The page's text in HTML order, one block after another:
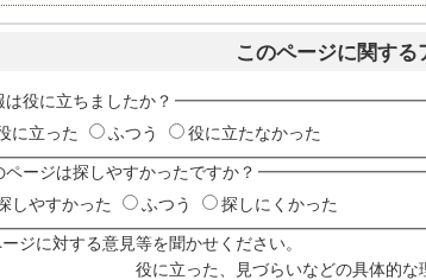
このページに関する
は役に立ちましたか？
に立った
ふつう 役に立たなかった
ページは探しやすかったですか？
しやすかった
ふつう 探しにくかった
ジに対する意見等を聞かせください。
役に立った、見づらいなどの具体的な